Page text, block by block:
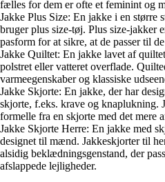
fælles for dem er ofte et feminint og
Jakke Plus Size: En jakke i en større
bruger plus size-tøj. Plus size-jakker
pasform for at sikre, at de passer til
Jakke Quiltet: En jakke lavet af
polstret eller vatteret overflade.
varmeegenskaber og klassiske
Jakke Skjorte: En jakke, der har
skjorte, f.eks. krave og knaplukning.
formelle fra en skjorte med det mere
Jakke Skjorte Herre: En jakke med
designet til mænd. Jakkeskjorter til
alsidig beklædningsgenstand, der
afslappede lejligheder.